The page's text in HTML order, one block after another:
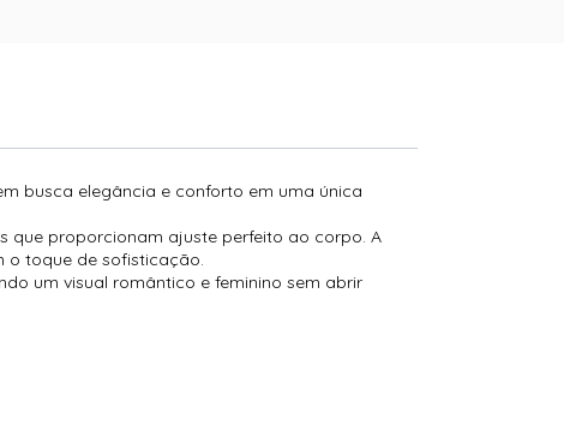
busca elegância e conforto em uma única
que proporcionam ajuste perfeito ao corpo. A
o toque de sofisticação.
um visual romântico e feminino sem abrir